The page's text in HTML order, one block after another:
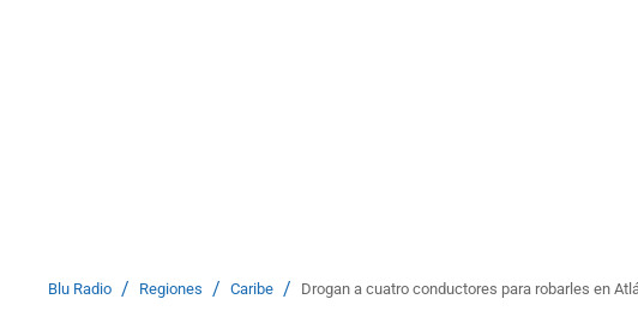
Blu Radio / Regiones / Caribe / Drogan a cuatro conductores para robarles en